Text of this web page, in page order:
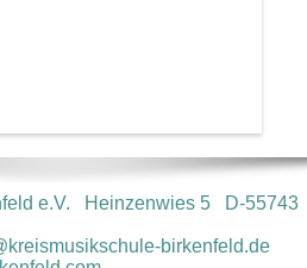
e.V. Heinzenwies 5
D-55743
birkenfeld.de